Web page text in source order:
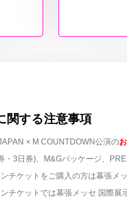
関する注意事項
× M COUNTDOWN公演の
・3日券)、M&Gパッケージ、
ンチケットをご購入の方は幕張
ンチケットでは幕張メッセ 国際展